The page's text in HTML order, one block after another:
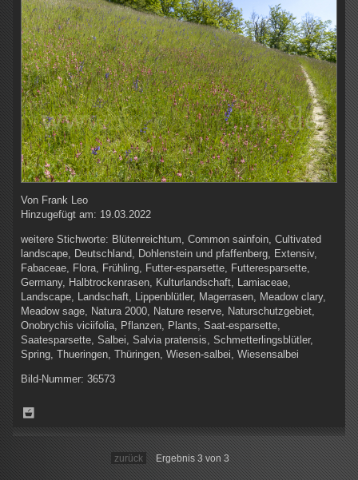
Von Frank Leo
Hinzugefügt am: 19.03.2022
weitere Stichworte: Blütenreichtum, Common sainfoin, Cultivated
landscape, Deutschland, Dohlenstein und pfaffenberg, Extensiv,
Fabaceae, Flora, Frühling, Futter-esparsette, Futteresparsette,
Germany, Halbtrockenrasen, Kulturlandschaft, Lamiaceae,
Landscape, Landschaft, Lippenblütler, Magerrasen, Meadow clary,
Meadow sage, Natura 2000, Nature reserve, Naturschutzgebiet,
Onobrychis viciifolia, Pflanzen, Plants, Saat-esparsette,
Saatesparsette, Salbei, Salvia pratensis, Schmetterlingsblütler,
Spring, Thueringen, Thüringen, Wiesen-salbei, Wiesensalbei
Bild-Nummer: 36573
zurück Ergebnis 3 von 3